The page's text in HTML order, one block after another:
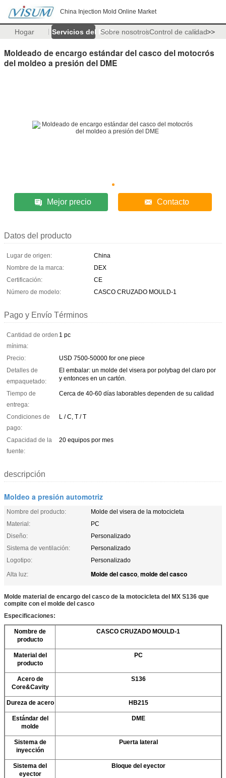
China Injection Mold Online Market
Hogar Servicios del PWBSobre nosotrosControl de calidad>>
Moldeado de encargo estándar del casco del motocrós
del moldeo a presión del DME
Mejor precio Contacto
Datos del producto
Lugar de origen:
China
Nombre de la marca:
DEX
Certificación:
CE
Número de modelo:
CASCO CRUZADO MOULD-1
Pago y Envío Términos
Cantidad de orden
mínima:
1 pc
Precio:
USD 7500-50000 for one piece
Detalles de
empaquetado:
El embalar: un molde del visera por polybag del claro por
y entonces en un cartón.
Tiempo de
entrega:
Cerca de 40-60 días laborables dependen de su calidad
Condiciones de
pago:
L / C, T / T
Capacidad de la
fuente:
20 equipos por mes
descripción
Moldeo a presión automotriz
Nombre del producto:
Molde del visera de la motocicleta
Material:
PC
Diseño:
Personalizado
Sistema de ventilación:
Personalizado
Logotipo:
Personalizado
Alta luz:
Molde del casco, molde del casco
Molde material de encargo del casco de la motocicleta del MX S136 que
compite con el molde del casco
Especificaciones:
Nombre de
producto
CASCO CRUZADO MOULD-1
Material del
producto
PC
Acero de
Core&Cavity
S136
Dureza de acero HB215
Estándar del
molde
DME
Sistema de
inyección
Puerta lateral
Sistema del
eyector
Bloque del eyector